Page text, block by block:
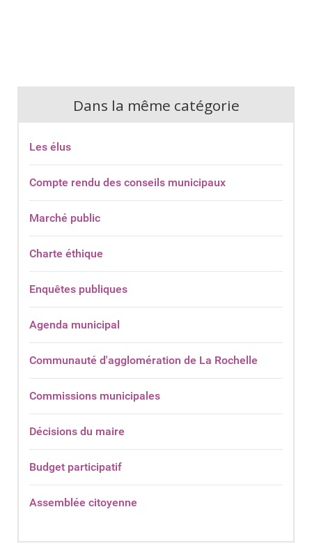
Dans la même catégorie
Les élus
Compte rendu des conseils municipaux
Marché public
Charte éthique
Enquêtes publiques
Agenda municipal
Communauté d'agglomération de La Rochelle
Commissions municipales
Décisions du maire
Budget participatif
Assemblée citoyenne